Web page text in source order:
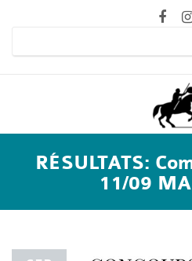
RÉSULTATS:
11/09